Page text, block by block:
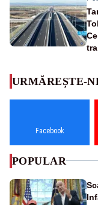
URMĂREȘTE-
Facebook
POPULAR